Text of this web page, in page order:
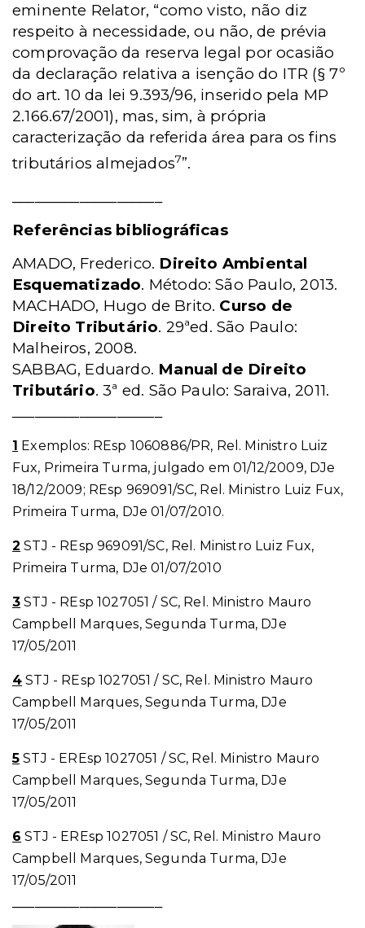
eminente Relator, “como visto, não diz
respeito à necessidade, ou não, de prévia
comprovação da reserva legal por ocasião
da declaração relativa a isenção do ITR (§ 7º
do art. 10 da lei 9.393/96, inserido pela MP
2.166.67/2001), mas, sim, à própria
caracterização da referida área para os fins
tributários almejados7”.
Referências bibliográficas
AMADO, Frederico. Direito Ambiental
Esquematizado. Método: São Paulo, 2013.
MACHADO, Hugo de Brito. Curso de
Direito Tributário. 29ªed. São Paulo:
Malheiros, 2008.
SABBAG, Eduardo. Manual de Direito
Tributário. 3ª ed. São Paulo: Saraiva, 2011.
1 Exemplos: REsp 1060886/PR, Rel. Ministro Luiz
Fux, Primeira Turma, julgado em 01/12/2009, DJe
18/12/2009; REsp 969091/SC, Rel. Ministro Luiz Fux,
Primeira Turma, DJe 01/07/2010.
2 STJ - REsp 969091/SC, Rel. Ministro Luiz Fux,
Primeira Turma, DJe 01/07/2010
3 STJ - REsp 1027051 / SC, Rel. Ministro Mauro
Campbell Marques, Segunda Turma, DJe
17/05/2011
4 STJ - REsp 1027051 / SC, Rel. Ministro Mauro
Campbell Marques, Segunda Turma, DJe
17/05/2011
5 STJ - EREsp 1027051 / SC, Rel. Ministro Mauro
Campbell Marques, Segunda Turma, DJe
17/05/2011
6 STJ - EREsp 1027051 / SC, Rel. Ministro Mauro
Campbell Marques, Segunda Turma, DJe
17/05/2011